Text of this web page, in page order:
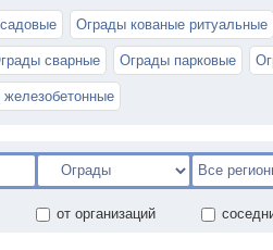
Ограды кованые ритуальные
сварные Ограды парковые
от организаций